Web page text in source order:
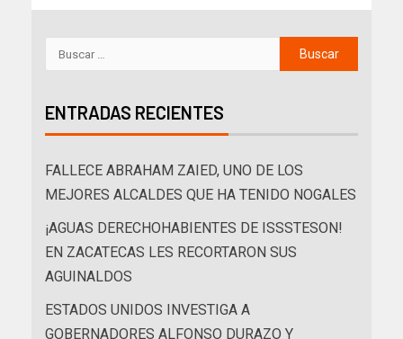
ENTRADAS RECIENTES
FALLECE ABRAHAM ZAIED, UNO DE LOS
MEJORES ALCALDES QUE HA TENIDO NOGALES
¡AGUAS DERECHOHABIENTES DE ISSSTESON!
EN ZACATECAS LES RECORTARON SUS
AGUINALDOS
ESTADOS UNIDOS INVESTIGA A
GOBERNADORES ALFONSO DURAZO Y